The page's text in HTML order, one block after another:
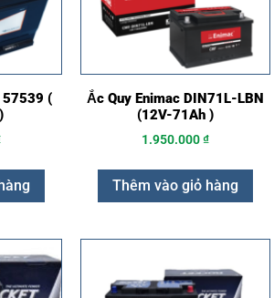
57539 (
Ắc Quy Enimac DIN71L-LBN
(12V-71Ah )
1.950.000₫
Thêm vào giỏ hàng